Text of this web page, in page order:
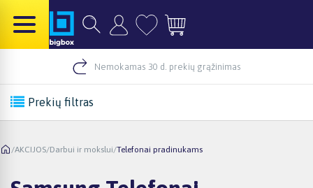
Nemokamas 30 d. prekių grąžinimas
Prekių filtras
/AKCIJOS/Darbui ir mokslui/Telefonai pradinukams